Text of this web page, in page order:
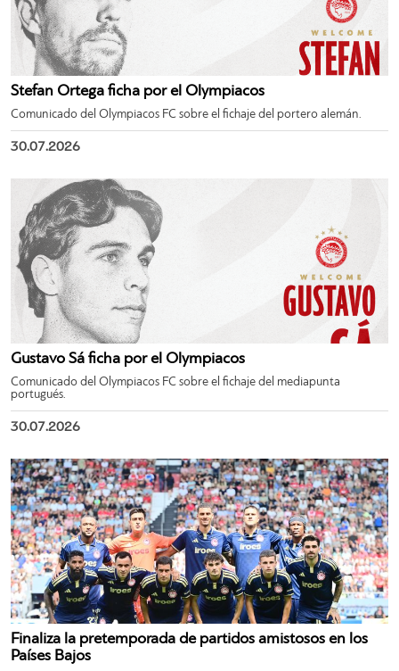
Stefan Ortega ficha por el Olympiacos
Comunicado del Olympiacos FC sobre el fichaje del portero alemán.
30.07.2026
Gustavo Sá ficha por el Olympiacos
Comunicado del Olympiacos FC sobre el fichaje del mediapunta
portugués.
30.07.2026
Finaliza la pretemporada de partidos amistosos en los
Países Bajos